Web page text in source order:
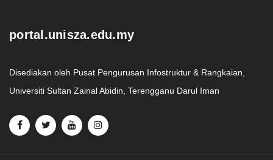
portal.unisza.edu.my
Disediakan oleh Pusat Pengurusan Infostruktur & Rangkaian,
Universiti Sultan Zainal Abidin, Terengganu Darul Iman